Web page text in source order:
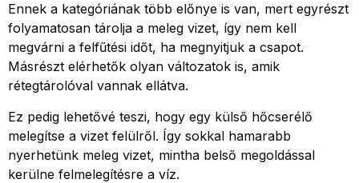
Ennek a kategóriának több előnye is van, mert egyrészt
folyamatosan tárolja a meleg vizet, így nem kell
megvárni a felfűtési időt, ha megnyitjuk a csapot.
Másrészt elérhetők olyan változatok is, amik
rétegtárolóval vannak ellátva.
Ez pedig lehetővé teszi, hogy egy külső hőcserélő
melegítse a vizet felülről. Így sokkal hamarabb
nyerhetünk meleg vizet, mintha belső megoldással
kerülne felmelegítésre a víz.